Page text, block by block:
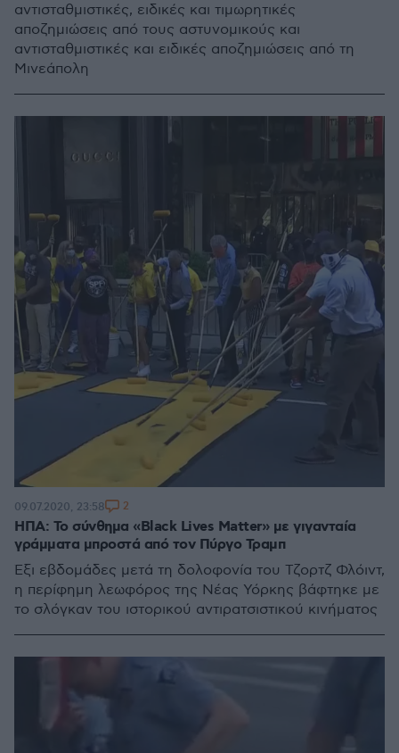
αντισταθμιστικές, ειδικές και τιμωρητικές
αποζημιώσεις από τους αστυνομικούς και
αντισταθμιστικές και ειδικές αποζημιώσεις από τη
Μινεάπολη
ΗΠΑ: Το σύνθημα «Black Lives Matter» με γιγανταία
γράμματα μπροστά από τον Πύργο Τραμπ
Έξι εβδομάδες μετά τη δολοφονία του Τζορτζ Φλόιντ,
η περίφημη λεωφόρος της Νέας Υόρκης βάφτηκε με
το σλόγκαν του ιστορικού αντιρατσιστικού κινήματος
09.07.2020, 23:58 2